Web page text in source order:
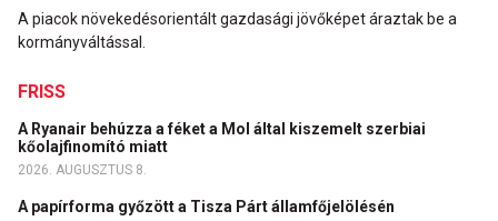
A piacok növekedésorientált gazdasági jövőképet áraztak be a
kormányváltással.
FRISS
A Ryanair behúzza a féket a Mol által kiszemelt szerbiai
kőolajfinomító miatt
2026. AUGUSZTUS 8.
A papírforma győzött a Tisza Párt államfőjelölésén